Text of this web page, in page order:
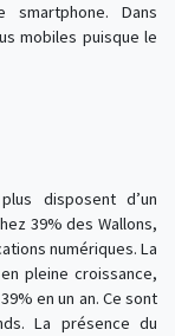
Dans
mobiles puisque le
disposent d’un
39% des Wallons,
numériques. La
pleine croissance,
en un an. Ce sont
La présence du